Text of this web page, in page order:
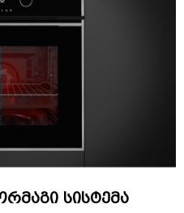
სისტემა